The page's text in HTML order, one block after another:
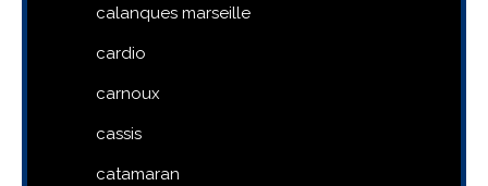
calanques marseille
cardio
carnoux
cassis
catamaran